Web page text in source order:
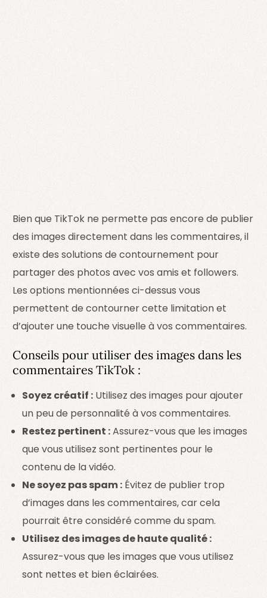
Bien que TikTok ne permette pas encore de publier
des images directement dans les commentaires, il
existe des solutions de contournement pour
partager des photos avec vos amis et followers.
Les options mentionnées ci-dessus vous
permettent de contourner cette limitation et
d’ajouter une touche visuelle à vos commentaires.
Conseils pour utiliser des images dans les
commentaires TikTok :
Soyez créatif : Utilisez des images pour ajouter
un peu de personnalité à vos commentaires.
Restez pertinent :Assurez-vous que les images
que vous utilisez sont pertinentes pour le
contenu de la vidéo.
Ne soyez pas spam : Évitez de publier trop
d’images dans les commentaires, car cela
pourrait être considéré comme du spam.
Utilisez des images de haute qualité :
Assurez-vous que les images que vous utilisez
sont nettes et bien éclairées.